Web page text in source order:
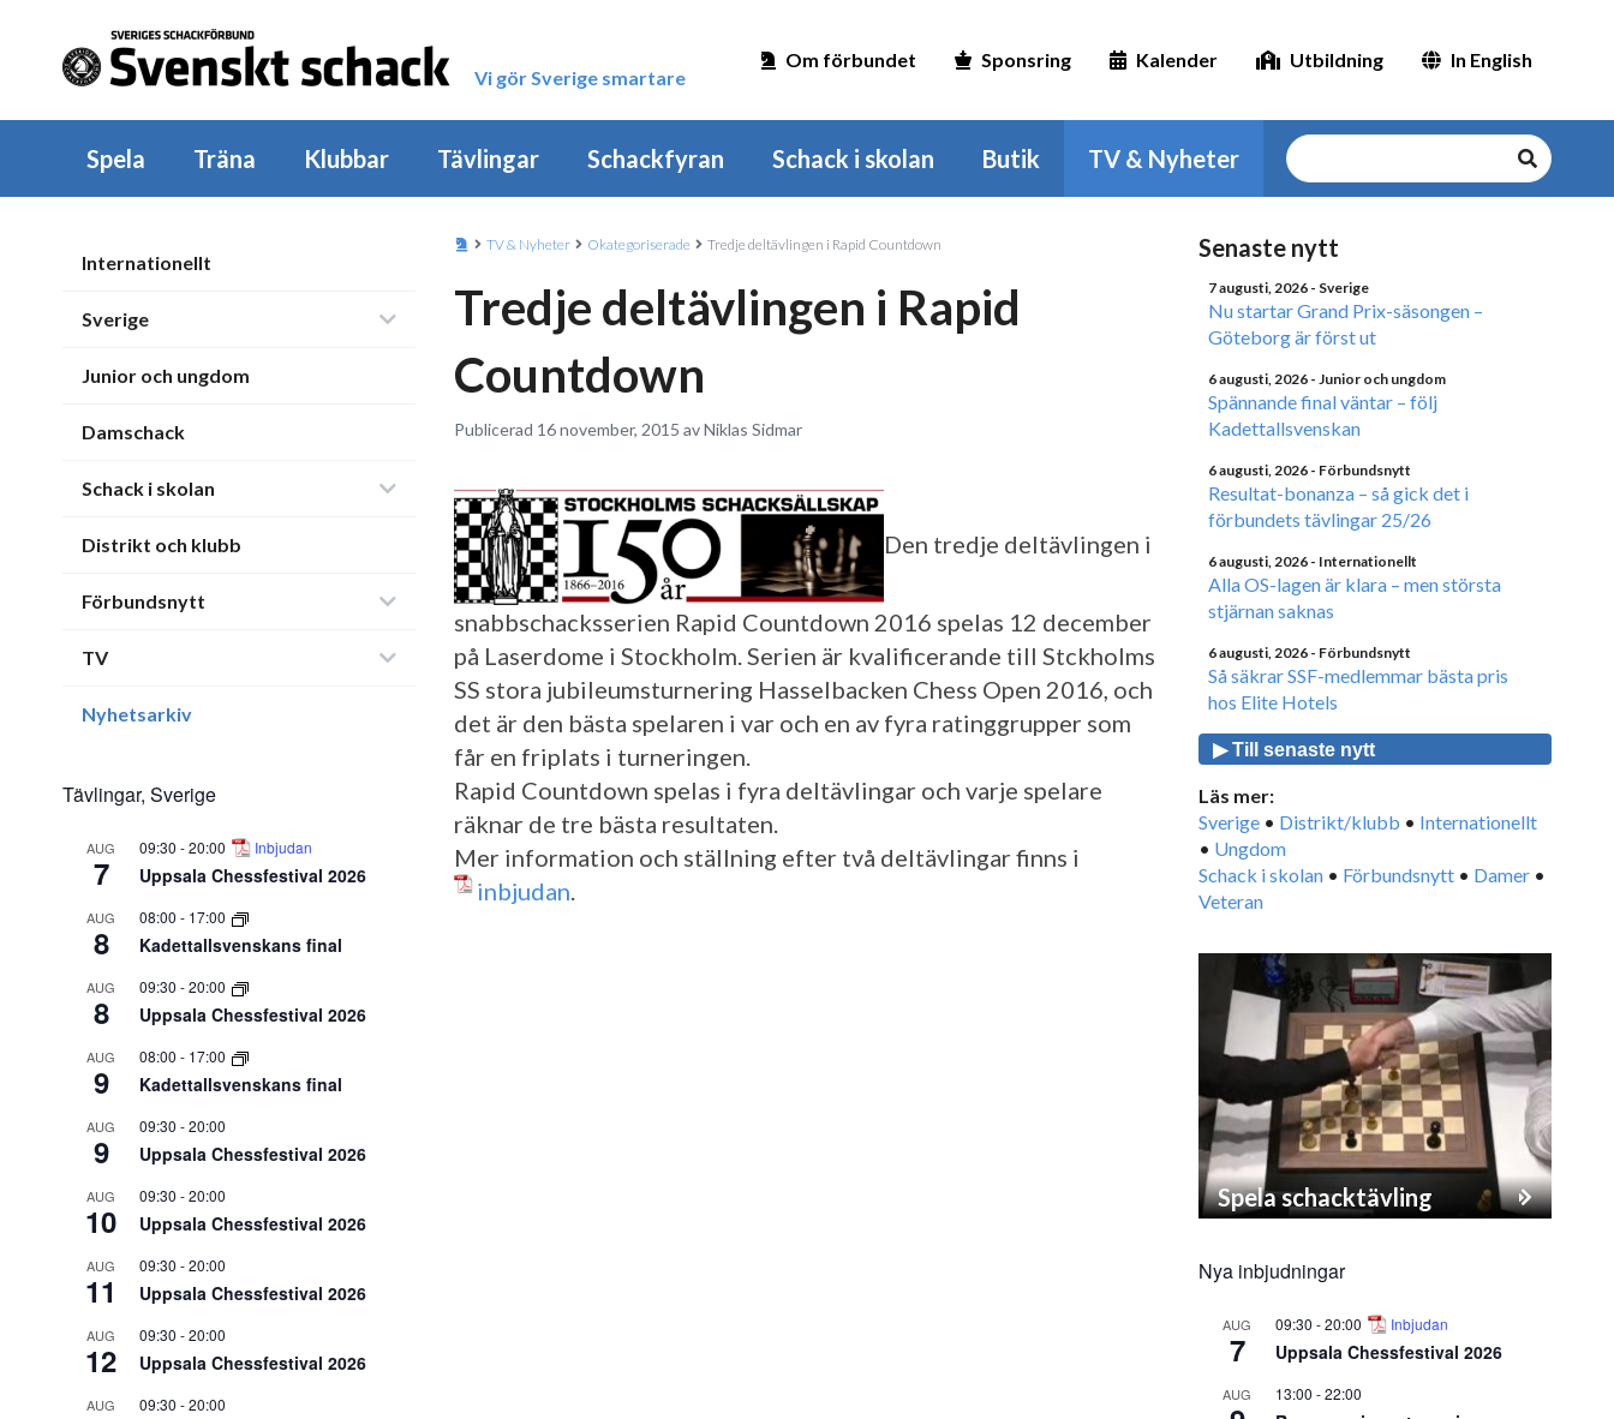
Vi gör Sverige smartare
Om förbundet Sponsring Kalender Utbildning In English
Spela Träna Klubbar Tävlingar Schackfyran Schack i skolan Butik TV & Nyheter
Internationellt
Sverige
Junior och ungdom
Damschack
Schack i skolan
Distrikt och klubb
Förbundsnytt
TV
Nyhetsarkiv
Tävlingar, Sverige
AUG
7
09:30 -20:00 Inbjudan
Uppsala Chessfestival 2026
AUG
8
08:00 - 17:00
Kadettallsvenskans final
AUG
8
09:30 -20:00
Uppsala Chessfestival 2026
AUG
9
08:00 - 17:00
Kadettallsvenskans final
AUG
9
09:30 -20:00
Uppsala Chessfestival 2026
AUG
10
09:30 -20:00
Uppsala Chessfestival 2026
AUG
11
09:30 -20:00
Uppsala Chessfestival 2026
AUG
12
09:30 -20:00
Uppsala Chessfestival 2026
AUG 09:30 -20:00
TV & Nyheter Okategoriserade Tredje deltävlingen i Rapid Countdown
Tredje deltävlingen i Rapid
Countdown
Publicerad 16 november, 2015 av Niklas Sidmar
Den tredje deltävlingen i
snabbschacksserien Rapid Countdown 2016 spelas 12 december
på Laserdome i Stockholm. Serien är kvalificerande till Stckholms
SS stora jubileumsturnering Hasselbacken Chess Open 2016, och
det är den bästa spelaren i var och en av fyra ratinggrupper som
får en friplats i turneringen.
Rapid Countdown spelas i fyra deltävlingar och varje spelare
räknar de tre bästa resultaten.
Mer information och ställning efter två deltävlingar finns i
inbjudan.
Senaste nytt
7 augusti, 2026 - Sverige
Nu startar Grand Prix-säsongen –
Göteborg är först ut
6 augusti, 2026 - Junior och ungdom
Spännande final väntar – följ
Kadettallsvenskan
6 augusti, 2026 - Förbundsnytt
Resultat-bonanza – så gick det i
förbundets tävlingar 25/26
6 augusti, 2026 - Internationellt
Alla OS-lagen är klara – men största
stjärnan saknas
6 augusti, 2026 - Förbundsnytt
Så säkrar SSF-medlemmar bästa pris
hos Elite Hotels
▶ Till senaste nytt
Läs mer:
Sverige • Distrikt/klubb • Internationellt
• Ungdom
Schack i skolan • Förbundsnytt • Damer •
Veteran
Spela schacktävling
Nya inbjudningar
AUG
7
09:30 -20:00 Inbjudan
Uppsala Chessfestival 2026
AUG 13:00 -22:00